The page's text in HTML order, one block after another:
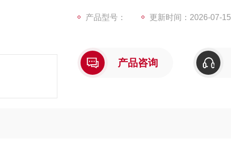
产品型号：
更新时间：2026-07-15
产品咨询